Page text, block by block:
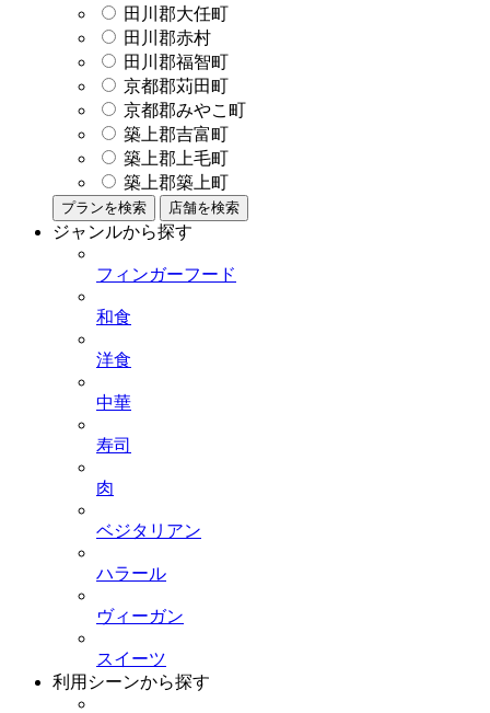
田川郡大任町
田川郡赤村
田川郡福智町
京都郡苅田町
京都郡みやこ町
築上郡吉富町
築上郡上毛町
築上郡築上町
プランを検索 店舗を検索
ジャンルから探す
フィンガーフード
和食
洋食
中華
寿司
肉
ベジタリアン
ハラール
ヴィーガン
スイーツ
利用シーンから探す